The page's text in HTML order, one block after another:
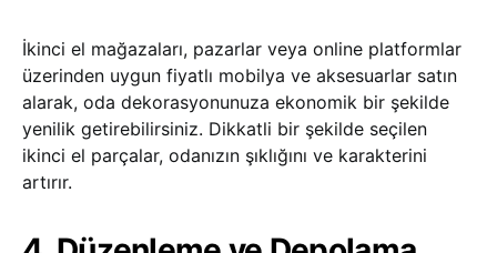
İkinci el mağazaları, pazarlar veya online platformlar
üzerinden uygun fiyatlı mobilya ve aksesuarlar satın
alarak, oda dekorasyonunuza ekonomik bir şekilde
yenilik getirebilirsiniz. Dikkatli bir şekilde seçilen
ikinci el parçalar, odanızın şıklığını ve karakterini
artırır.